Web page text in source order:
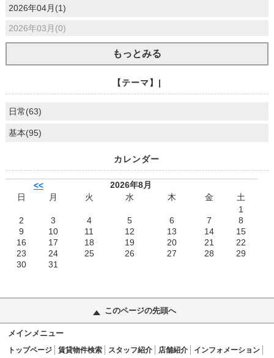
2026年04月(1)
2026年03月(0)
もっとみる
【テーマ】|
日常(63)
基本(95)
カレンダー
<<
2026年8月
日
月 火 水 木 金
土
1
2
3 4 5 6 7
8
9
10 11 12 13 14
15
16
17 18 19 20 21
22
23
24 25 26 27 28
29
30
31
このページの先頭へ
メインメニュー
トップページ 賃貸物件検索 スタッフ紹介 店舗紹介
インフォメーション